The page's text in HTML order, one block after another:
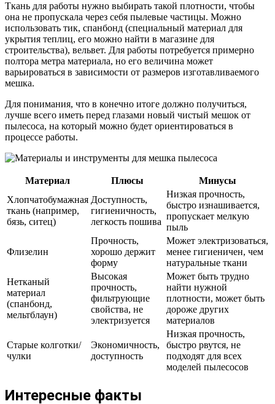
Ткань для работы нужно выбирать такой плотности, чтобы
она не пропускала через себя пылевые частицы. Можно
использовать тик, спанбонд (специальный материал для
укрытия теплиц, его можно найти в магазине для
строительства), вельвет. Для работы потребуется примерно
полтора метра материала, но его величина может
варьироваться в зависимости от размеров изготавливаемого
мешка.
Для понимания, что в конечно итоге должно получиться,
лучше всего иметь перед глазами новый чистый мешок от
пылесоса, на который можно будет ориентироваться в
процессе работы.
Материал Плюсы
Минусы
Хлопчатобумажная
ткань (например,
бязь, ситец)
Доступность,
гигиеничность,
легкость пошива
Низкая прочность,
быстро изнашивается,
пропускает мелкую
пыль
Флизелин
Прочность,
хорошо держит
форму
Может электризоваться,
менее гигиеничен, чем
натуральные ткани
Нетканый
материал
(спанбонд,
мельтблаун)
Высокая
прочность,
фильтрующие
свойства, не
электризуется
Может быть трудно
найти нужной
плотности, может быть
дороже других
материалов
Старые колготки/
чулки
Экономичность,
доступность
Низкая прочность,
быстро рвутся, не
подходят для всех
моделей пылесосов
Интересные факты